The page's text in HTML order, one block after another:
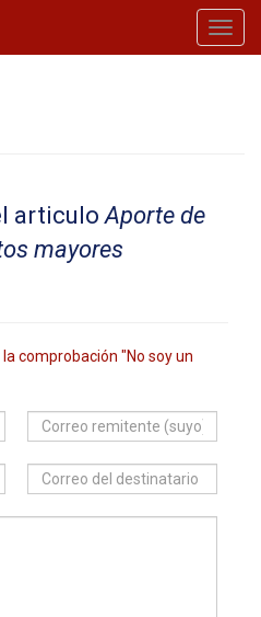
articuloAporte de
mayores
la comprobación "No soy un